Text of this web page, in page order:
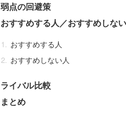
弱点の回避策
おすすめする人／おすすめしな
おすすめする人
おすすめしない人
ライバル比較
まとめ